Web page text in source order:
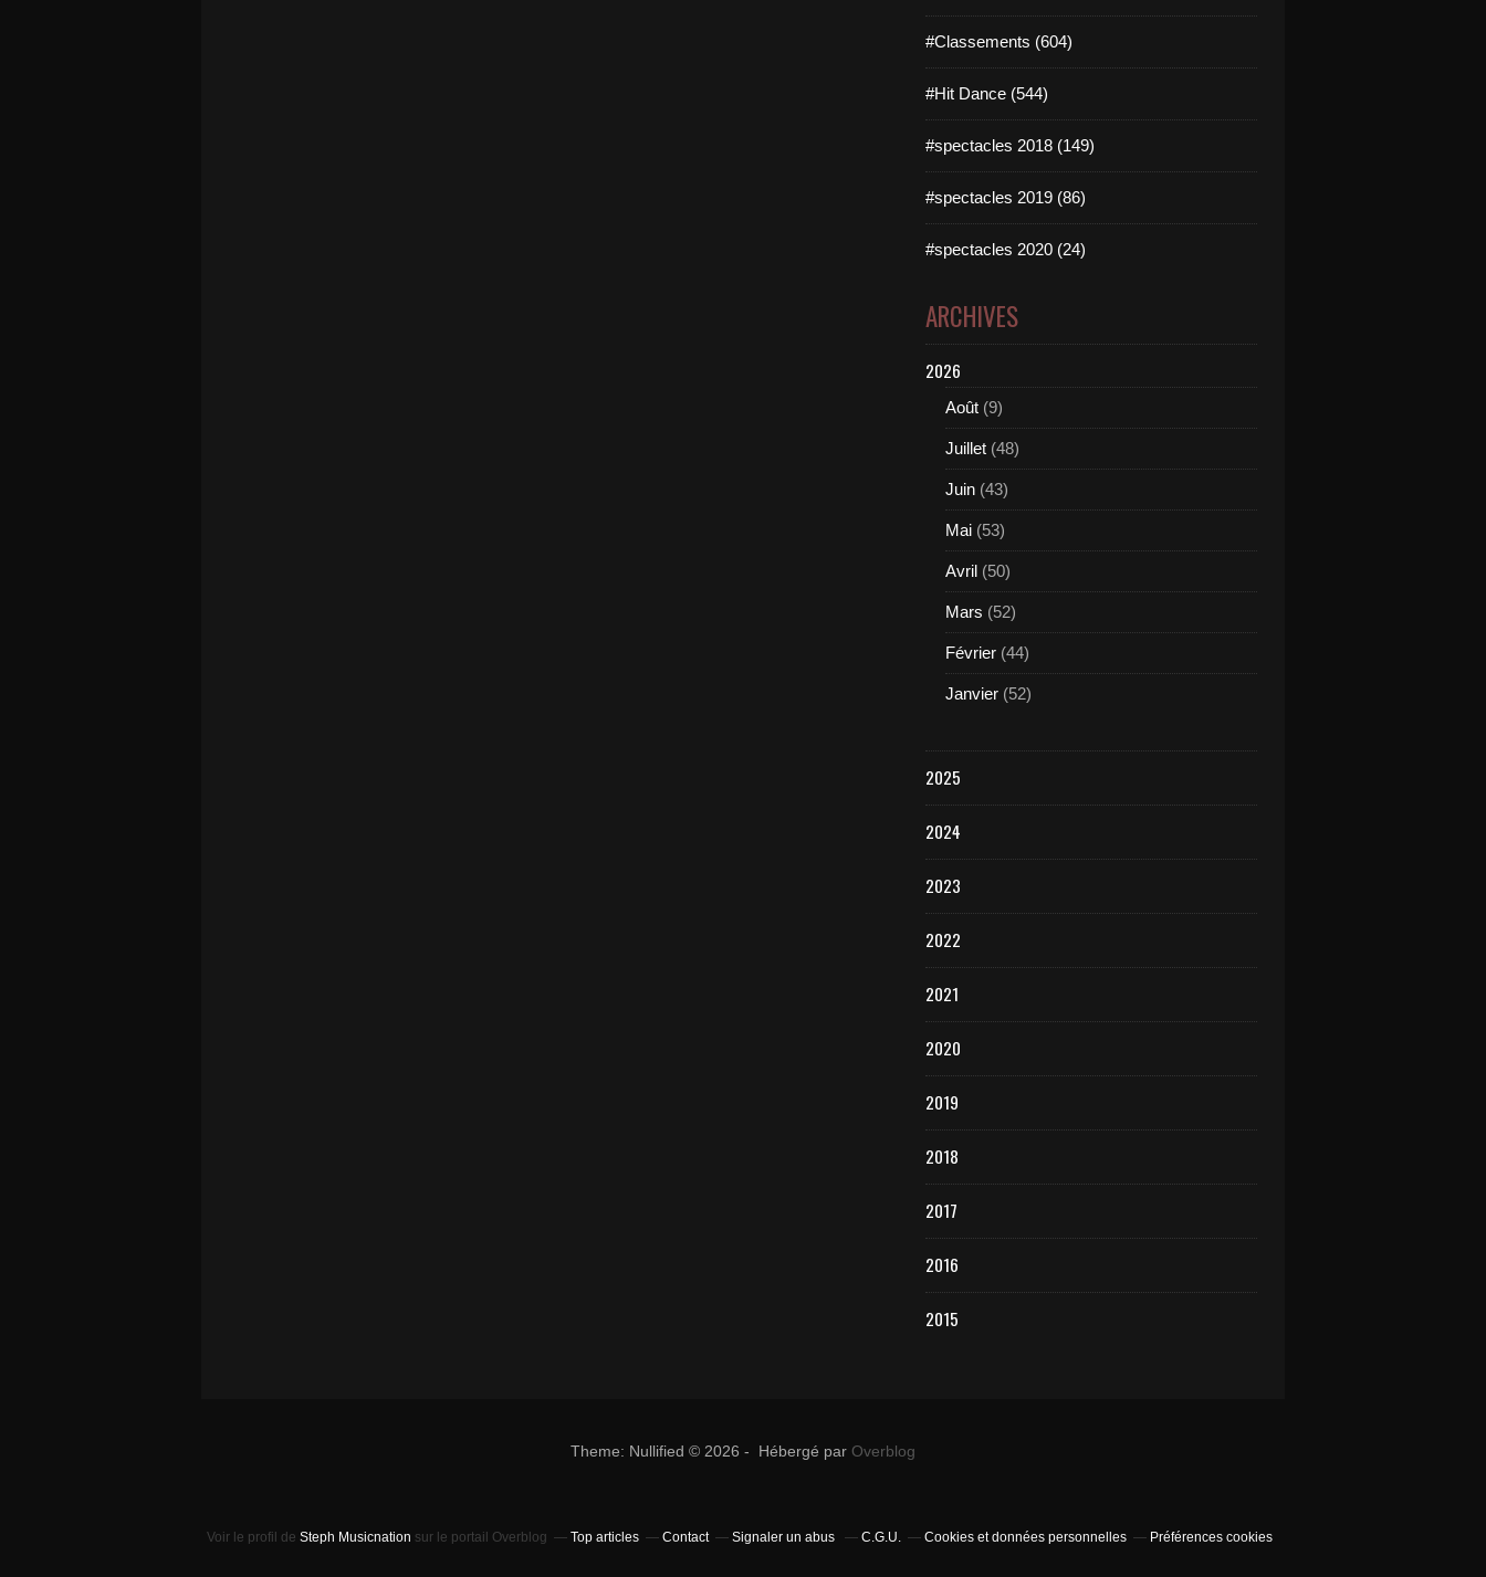
#Classements (604)
#Hit Dance (544)
#spectacles 2018 (149)
#spectacles 2019 (86)
#spectacles 2020 (24)
ARCHIVES
2026
Août (9)
Juillet (48)
Juin (43)
Mai (53)
Avril (50)
Mars (52)
Février (44)
Janvier (52)
2025
2024
2023
2022
2021
2020
2019
2018
2017
2016
2015
Theme: Nullified © 2026 - Hébergé par Overblog
Voir le profil de Steph Musicnation sur le portail Overblog Top articles Contact Signaler un abus C.G.U. Cookies et données personnelles Préférences cookies